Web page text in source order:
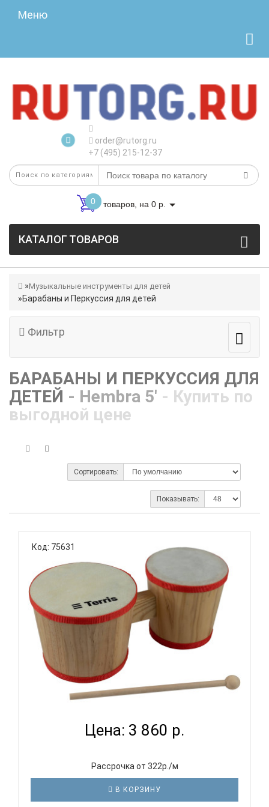
Меню
order@rutorg.ru
+7 (495) 215-12-37
0 товаров, на 0 р.
КАТАЛОГ ТОВАРОВ
Музыкальные инструменты для детей
Барабаны и Перкуссия для детей
Фильтр
БАРАБАНЫ И ПЕРКУССИЯ ДЛЯ
ДЕТЕЙ - Hembra 5' - Купить по
выгодной цене
Сортировать:
Показывать:
Код: 75631
TERRIS BGD-45 N - БОНГО 4' & 5' (10 & 13 С...
Цена: 3 860 р.
Рассрочка от 322р./м
В КОРЗИНУ